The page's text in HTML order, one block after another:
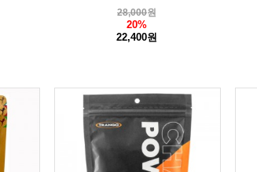
28,000원
20%
22,400원